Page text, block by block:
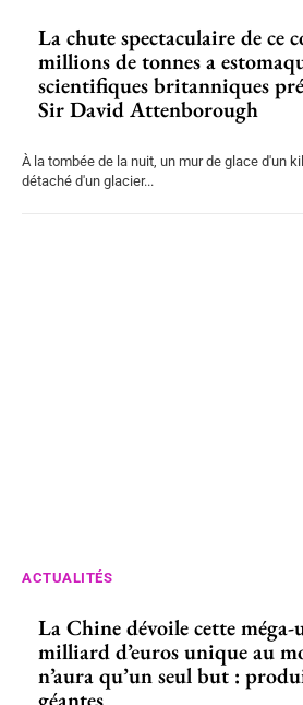
La chute spectaculaire de ce
millions de tonnes a
scientifiques britanniques
Sir David Attenborough
À la tombée de la nuit, un mur de glace d'un
détaché d'un glacier...
ACTUALITÉS
La Chine dévoile cette méga-
milliard d’euros unique au
n’aura qu’un seul but :